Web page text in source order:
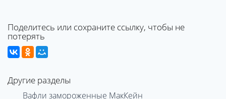
Поделитесь или сохраните ссылку, чтобы не
потерять
Другие разделы
Вафли замороженные МакКейн